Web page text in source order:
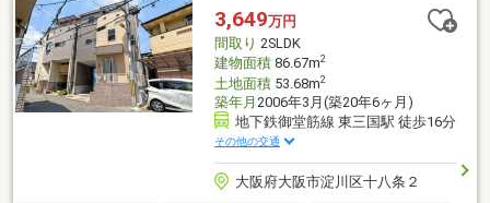
きます◎赤い見学ボタンをクリック♪お電話でのお問い合わせもお
待ちしております！
3,649万円
間取り 2SLDK
建物面積86.67m2
土地面積53.68m2
築年月 2006年3月(築20年6ヶ月)
地下鉄御堂筋線 東三国駅 徒歩16分
その他の交通
大阪府大阪市淀川区十八条２